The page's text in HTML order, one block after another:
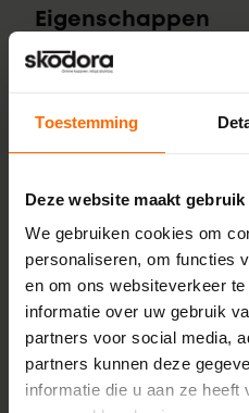
Toestemming
Deze website maakt
We gebruiken cookies om
personaliseren, om functies
en om ons websiteverkeer
informatie over uw gebruik
partners voor social media,
partners kunnen deze
informatie die u aan ze
Eigenschappen
Inbouwdiepte
120 mm
Minimale breedte
1018 mm